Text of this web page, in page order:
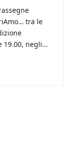
tra le
19.00, negli…